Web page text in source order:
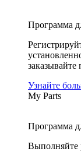
Программа
заказывайте
Узнайте
My Parts
Программа
Выполняйте